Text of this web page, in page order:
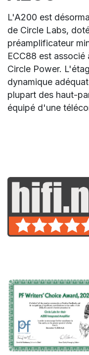
L'A200 est
de Circle Labs,
préamplificateur
ECC88 est
Circle Power.
dynamique
plupart des haut-
équipé d'une